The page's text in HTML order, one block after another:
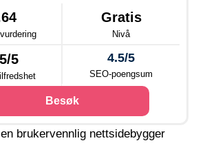
Gratis
Nivå
5 4.5/5
SEO-poengsum
Besøk
brukervennlig nettsidebygger